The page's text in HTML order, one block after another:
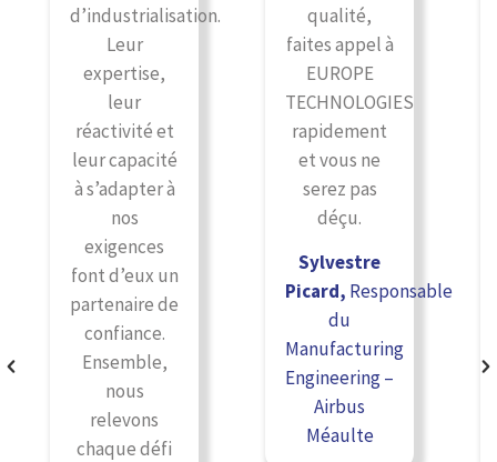
d’industrialisation.
Leur
expertise,
leur
réactivité et
leur capacité
à s’adapter à
nos
exigences
font d’eux un
partenaire de
confiance.
Ensemble,
nous
relevons
chaque défi
qualité,
faites appel à
EUROPE
TECHNOLOGIES
rapidement
et vous ne
serez pas
déçu.
Sylvestre
Picard, Responsable
du
Manufacturing
Engineering –
Airbus
Méaulte